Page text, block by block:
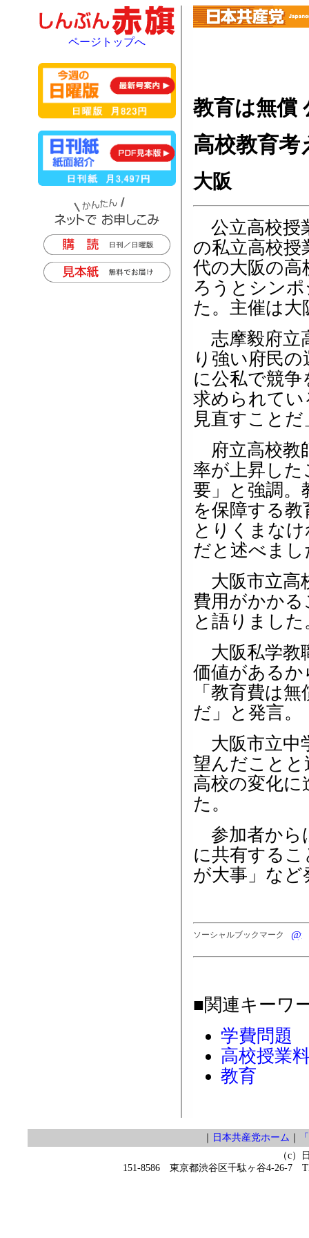
教育は無償
高校教育考
大阪
公立高校授
の私立高校授
代の大阪の高
ろうとシン
た。主催は大
志摩毅府立
り強い府民
に公私で競
求められて
見直すこと
府立高校教
率が上昇した
要」と強調。
を保障する
とりくまな
だと述べまし
大阪市立高
費用がかか
と語りました
大阪私学教
価値がある
「教育費は
だ」と発言。
大阪市立中
望んだこと
高校の変化
た。
参加者から
に共有する
が大事」な
ソーシャルブックマーク
■関連キーワ
学費問題
高校授業
教育
ページトップへ
日本共産党ホーム
（c）
151-8586 東京都渋谷区千駄ヶ谷4-26-7